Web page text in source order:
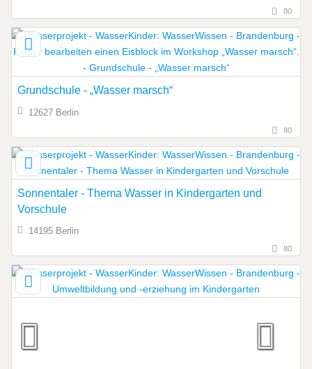
80
Grundschule - „Wasser marsch“
12627 Berlin
80
Sonnentaler - Thema Wasser in Kindergarten und
Vorschule
14195 Berlin
80